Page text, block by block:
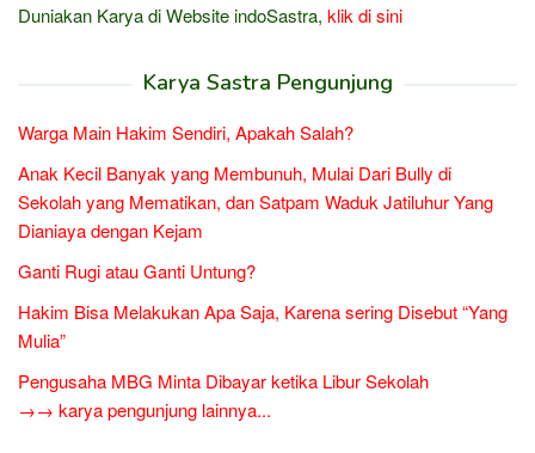
Duniakan Karya di Website indoSastra, klik di sini
Karya Sastra Pengunjung
Warga Main Hakim Sendiri, Apakah Salah?
Anak Kecil Banyak yang Membunuh, Mulai Dari Bully di
Sekolah yang Mematikan, dan Satpam Waduk Jatiluhur Yang
Dianiaya dengan Kejam
Ganti Rugi atau Ganti Untung?
Hakim Bisa Melakukan Apa Saja, Karena sering Disebut “Yang
Mulia”
Pengusaha MBG Minta Dibayar ketika Libur Sekolah
→→ karya pengunjung lainnya...